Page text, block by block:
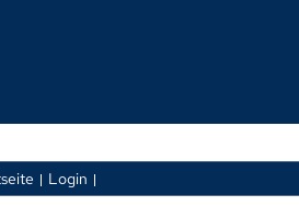
Login